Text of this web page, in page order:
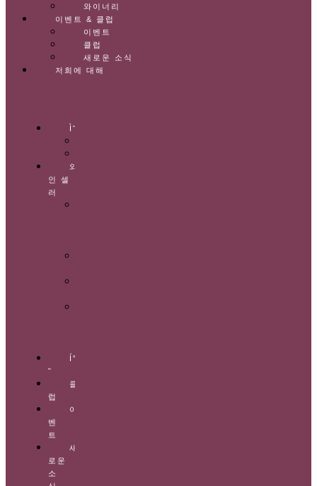
와이너리
이벤트 & 클럽
이벤트
클럽
새로운 소식
저희에 대해
Ì˜ˆÌ•½Í•˜Ë‹¤
와
인 셀
러
Í”„Ë¡ŒËª¨Ì…
˜
클
럽
이
벤
트
새
로운
소